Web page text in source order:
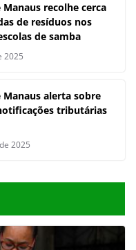
recolhe cerca
de resíduos nos
de samba
2025
alerta sobre
tributárias
2025